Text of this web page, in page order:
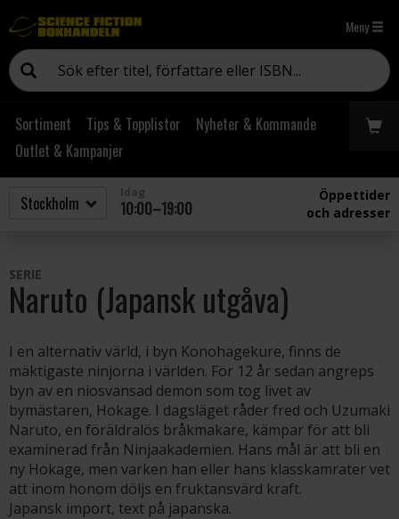
Meny
Sortiment Tips & Topplistor
Nyheter & Kommande
Outlet & Kampanjer
10:00–19:00
Öppettider
och adresser
SERIE
Naruto (Japansk utgåva)
I en alternativ värld, i byn Konohagekure, finns de
mäktigaste ninjorna i världen. För 12 år sedan angreps
byn av en niosvansad demon som tog livet av
bymästaren, Hokage. I dagsläget råder fred och Uzumaki
Naruto, en föräldralös bråkmakare, kämpar för att bli
examinerad från Ninjaakademien. Hans mål är att bli en
ny Hokage, men varken han eller hans klasskamrater vet
att inom honom döljs en fruktansvärd kraft.
Japansk import, text på japanska.